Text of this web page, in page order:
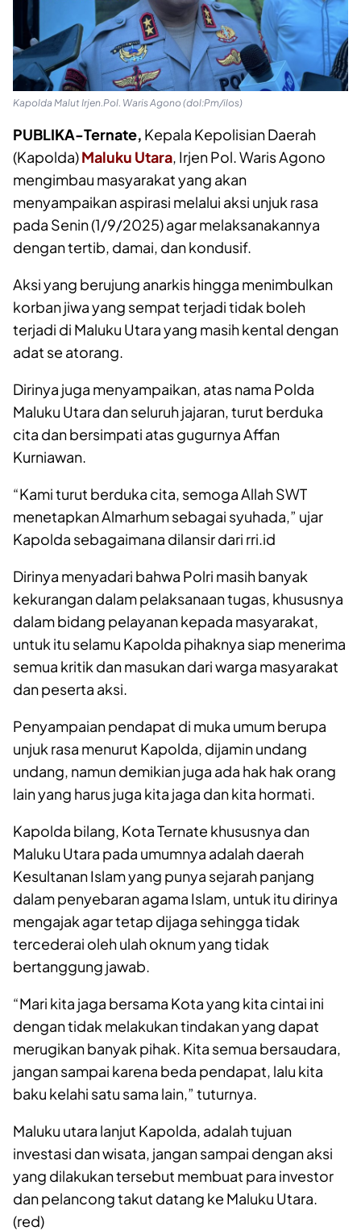
Kapolda Malut Irjen.Pol. Waris Agono (dol:Pm/ilos)
PUBLIKA-Ternate, Kepala Kepolisian Daerah
(Kapolda)Maluku Utara, Irjen Pol. Waris Agono
mengimbau masyarakat yang akan
menyampaikan aspirasi melalui aksi unjuk rasa
pada Senin (1/9/2025) agar melaksanakannya
dengan tertib, damai, dan kondusif.
Aksi yang berujung anarkis hingga menimbulkan
korban jiwa yang sempat terjadi tidak boleh
terjadi di Maluku Utara yang masih kental dengan
adat se atorang.
Dirinya juga menyampaikan, atas nama Polda
Maluku Utara dan seluruh jajaran, turut berduka
cita dan bersimpati atas gugurnya Affan
Kurniawan.
“Kami turut berduka cita, semoga Allah SWT
menetapkan Almarhum sebagai syuhada,” ujar
Kapolda sebagaimana dilansir dari rri.id
Dirinya menyadari bahwa Polri masih banyak
kekurangan dalam pelaksanaan tugas, khususnya
dalam bidang pelayanan kepada masyarakat,
untuk itu selamu Kapolda pihaknya siap menerima
semua kritik dan masukan dari warga masyarakat
dan peserta aksi.
Penyampaian pendapat di muka umum berupa
unjuk rasa menurut Kapolda, dijamin undang
undang, namun demikian juga ada hak hak orang
lain yang harus juga kita jaga dan kita hormati.
Kapolda bilang, Kota Ternate khususnya dan
Maluku Utara pada umumnya adalah daerah
Kesultanan Islam yang punya sejarah panjang
dalam penyebaran agama Islam, untuk itu dirinya
mengajak agar tetap dijaga sehingga tidak
tercederai oleh ulah oknum yang tidak
bertanggung jawab.
“Mari kita jaga bersama Kota yang kita cintai ini
dengan tidak melakukan tindakan yang dapat
merugikan banyak pihak. Kita semua bersaudara,
jangan sampai karena beda pendapat, lalu kita
baku kelahi satu sama lain,” tuturnya.
Maluku utara lanjut Kapolda, adalah tujuan
investasi dan wisata, jangan sampai dengan aksi
yang dilakukan tersebut membuat para investor
dan pelancong takut datang ke Maluku Utara.
(red)